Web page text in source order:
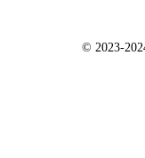
© 2023-